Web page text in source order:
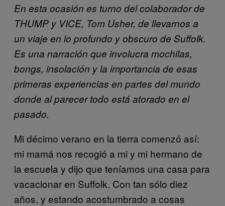
En esta ocasión es turno del colaborador de
THUMP y VICE, Tom Usher, de llevarnos a
un viaje en lo profundo y obscuro de Suffolk.
Es una narración que involucra mochilas,
bongs, insolación y la importancia de esas
primeras experiencias en partes del mundo
donde al parecer todo está atorado en el
pasado.
Mi décimo verano en la tierra comenzó así:
mi mamá nos recogió a mi y mi hermano de
la escuela y dijo que teníamos una casa para
vacacionar en Suffolk. Con tan sólo diez
años, y estando acostumbrado a cosas